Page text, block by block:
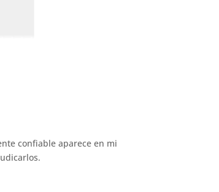
confiable aparece en mi